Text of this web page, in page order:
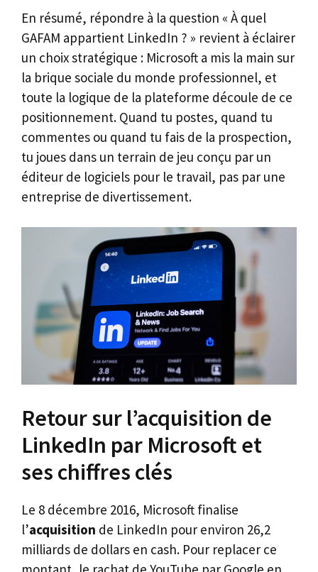
En résumé, répondre à la question « À quel
GAFAM appartient LinkedIn ? » revient à éclairer
un choix stratégique : Microsoft a mis la main sur
la brique sociale du monde professionnel, et
toute la logique de la plateforme découle de ce
positionnement. Quand tu postes, quand tu
commentes ou quand tu fais de la prospection,
tu joues dans un terrain de jeu conçu par un
éditeur de logiciels pour le travail, pas par une
entreprise de divertissement.
Retour sur l’acquisition de
LinkedIn par Microsoft et
ses chiffres clés
Le 8 décembre 2016, Microsoft finalise
l’acquisition de LinkedIn pour environ 26,2
milliards de dollars en cash. Pour replacer ce